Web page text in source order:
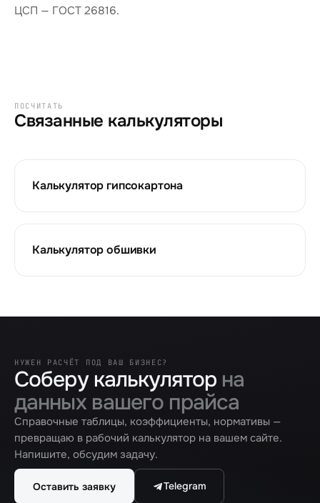
ЦСП — ГОСТ 26816.
ПОСЧИТАТЬ
Связанные калькуляторы
Калькулятор гипсокартона
Калькулятор обшивки
НУЖЕН РАСЧЁТ ПОД ВАШ БИЗНЕС?
Соберу калькулятор на
данных вашего прайса
Справочные таблицы, коэффициенты, нормативы —
превращаю в рабочий калькулятор на вашем сайте.
Напишите, обсудим задачу.
Оставить заявку Telegram